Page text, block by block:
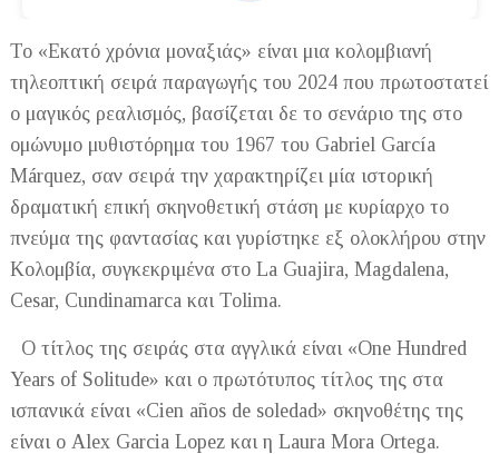
Το «Εκατό χρόνια μοναξιάς» είναι μια κολομβιανή
τηλεοπτική σειρά παραγωγής του 2024 που πρωτοστατεί
ο μαγικός ρεαλισμός, βασίζεται δε το σενάριο της στο
ομώνυμο μυθιστόρημα του 1967 του Gabriel García
Márquez, σαν σειρά την χαρακτηρίζει μία ιστορική
δραματική επική σκηνοθετική στάση με κυρίαρχο το
πνεύμα της φαντασίας και γυρίστηκε εξ ολοκλήρου στην
Κολομβία, συγκεκριμένα στο La Guajira, Magdalena,
Cesar, Cundinamarca και Tolima.
Ο τίτλος της σειράς στα αγγλικά είναι «One Hundred
Years of Solitude» και ο πρωτότυπος τίτλος της στα
ισπανικά είναι «Cien años de soledad» σκηνοθέτης της
είναι ο Alex Garcia Lopez και η Laura Mora Ortega.